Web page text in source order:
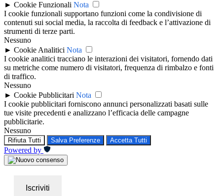
► Cookie Funzionali Nota
I cookie funzionali supportano funzioni come la condivisione di
contenuti sui social media, la raccolta di feedback e l’attivazione di
strumenti di terze parti.
Nessuno
► Cookie Analitici Nota
I cookie analitici tracciano le interazioni dei visitatori, fornendo dati
su metriche come numero di visitatori, frequenza di rimbalzo e fonti
di traffico.
Nessuno
► Cookie Pubblicitari Nota
I cookie pubblicitari forniscono annunci personalizzati basati sulle
tue visite precedenti e analizzano l’efficacia delle campagne
pubblicitarie.
Nessuno
Rifiuta Tutti Salva Preferenze Accetta Tutti
Powered by
Iscriviti